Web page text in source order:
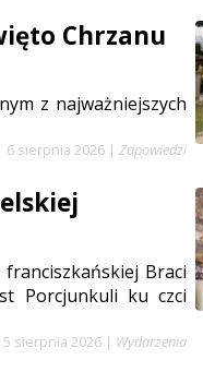
Chrzanu
z najważniejszych
6 sierpnia 2026 | Zapowiedzi
Braci
Porcjunkuli ku czci
5 sierpnia 2026 | Wydarzenia